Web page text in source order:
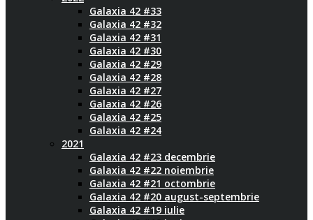
Galaxia 42 #33
Galaxia 42 #32
Galaxia 42 #31
Galaxia 42 #30
Galaxia 42 #29
Galaxia 42 #28
Galaxia 42 #27
Galaxia 42 #26
Galaxia 42 #25
Galaxia 42 #24
2021
Galaxia 42 #23 decembrie
Galaxia 42 #22 noiembrie
Galaxia 42 #21 octombrie
Galaxia 42 #20 august-septembrie
Galaxia 42 #19 iulie